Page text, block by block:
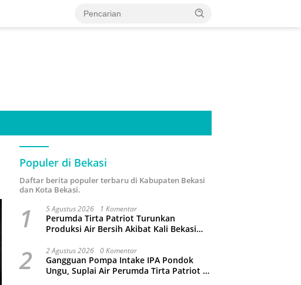
Populer di Bekasi
Daftar berita populer terbaru di Kabupaten Bekasi
dan Kota Bekasi.
1 5 Agustus 2026 1 Komentar
Perumda Tirta Patriot Turunkan
Produksi Air Bersih Akibat Kali Bekasi
2 2 Agustus 2026 0 Komentar
Gangguan Pompa Intake IPA Pondok
Ungu, Suplai Air Perumda Tirta Patriot di